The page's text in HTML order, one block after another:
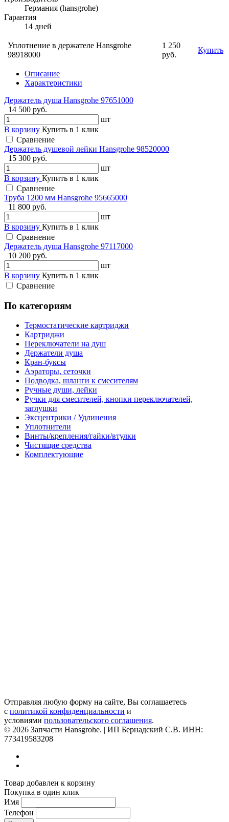
Германия (hansgrohe)
Гарантия
14 дней
Уплотнение в держателе Hansgrohe
98918000
1 250
руб.
Купить
Описание
Характеристики
Держатель душа Hansgrohe 97651000
14 500 руб.
шт
В корзину Купить в 1 клик
Сравнение
Держатель душевой лейки Hansgrohe 98520000
15 300 руб.
шт
В корзину Купить в 1 клик
Сравнение
Труба 1200 мм Hansgrohe 95665000
11 800 руб.
шт
В корзину Купить в 1 клик
Сравнение
Держатель душа Hansgrohe 97117000
10 200 руб.
шт
В корзину Купить в 1 клик
Сравнение
По категориям
Термостатические картриджи
Картриджи
Переключатели на душ
Держатели душа
Кран-буксы
Аэраторы, сеточки
Подводка, шланги к смесителям
Ручные души, лейки
Ручки для смесителей, кнопки переключателей,
заглушки
Эксцентрики / Удлинения
Уплотнители
Винты/крепления/гайки/втулки
Чистящие средства
Комплектующие
Отправляя любую форму на сайте, Вы соглашаетесь
с политикой конфиденциальности и
условиями пользовательского соглашения.
© 2026 Запчасти Hansgrohe. | ИП Бернадский С.В. ИНН:
773419583208
Товар добавлен к корзину
Покупка в один клик
Имя
Телефон